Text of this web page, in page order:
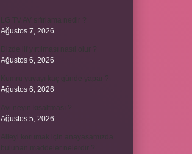
LG TV AV sıfırlama nedir ?
Ağustos 7, 2026
Dizde lif yırtılması nasıl olur ?
Ağustos 6, 2026
Kumru yuvayı kaç günde yapar ?
Ağustos 6, 2026
Ağustos 5, 2026
bulunan maddeler nelerdir ?